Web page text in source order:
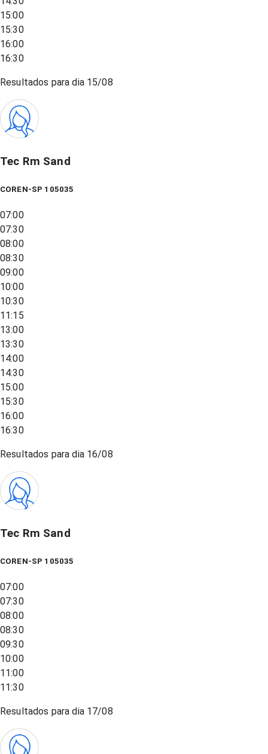
15:00
15:30
16:00
16:30
Resultados para dia 15/08
Tec Rm Sand
COREN-SP 105035
07:00
07:30
08:00
08:30
09:00
10:00
10:30
11:15
13:00
13:30
14:00
14:30
15:00
15:30
16:00
16:30
Resultados para dia 16/08
Tec Rm Sand
COREN-SP 105035
07:00
07:30
08:00
08:30
09:30
10:00
11:00
11:30
Resultados para dia 17/08